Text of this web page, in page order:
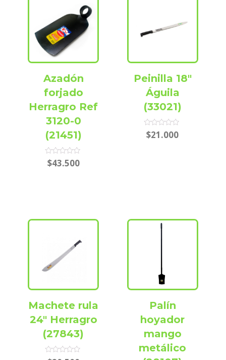
Azadón
forjado
Herragro Ref
3120-0
(21451)
Rated
0$43.500
Peinilla 18″
Águila
(33021)
Rated
0$21.000
Machete rula
24″ Herragro
(27843)
Palín
hoyador
mango
metálico